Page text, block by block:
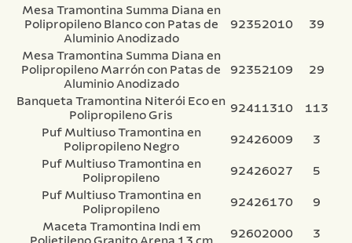
Mesa Tramontina Summa Diana en
Polipropileno Blanco con Patas de
Aluminio Anodizado
92352010 39
Mesa Tramontina Summa Diana en
Polipropileno Marrón con Patas de
Aluminio Anodizado
92352109 29
Banqueta Tramontina Niterói Eco en
Polipropileno Gris
92411310
113
Puf Multiuso Tramontina en
Polipropileno Negro
92426009
3
Puf Multiuso Tramontina en
Polipropileno
92426027
5
Puf Multiuso Tramontina en
Polipropileno
92426170
9
Maceta Tramontina Indi em
Polietileno Granito Arena 13 cm
92602000
3